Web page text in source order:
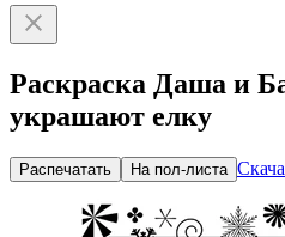
Раскраска Даша и
украшают елку
Распечатать На пол-листа